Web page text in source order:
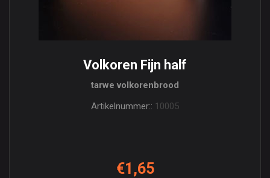
Volkoren Fijn half
tarwe volkorenbrood
Artikelnummer:: 10005
€1,65